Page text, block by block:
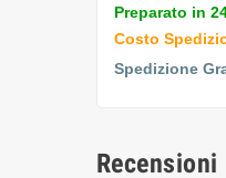
Preparato in
Costo
Spedizione
Recensioni